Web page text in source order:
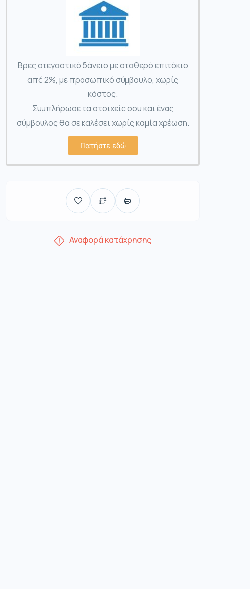
Βρες στεγαστικό δάνειο με σταθερό επιτόκιο
από 2%, με προσωπικό σύμβουλο, χωρίς
κόστος.
Συμπλήρωσε τα στοιχεία σου και ένας
σύμβουλος θα σε καλέσει χωρίς καμία χρέωση.
Πατήστε εδώ
Αναφορά κατάχρησης